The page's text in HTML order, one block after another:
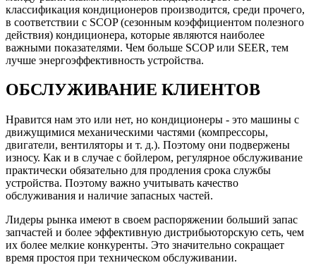
классификация кондиционеров производится, среди прочего,
в соответствии с SCOP (сезонным коэффициентом полезного
действия) кондиционера, которые являются наиболее
важными показателями. Чем больше SCOP или SEER, тем
лучше энергоэффективность устройства.
ОБСЛУЖИВАНИЕ КЛИЕНТОВ
Нравится нам это или нет, но кондиционеры - это машины с
движущимися механическими частями (компрессоры,
двигатели, вентиляторы и т. д.). Поэтому они подвержены
износу. Как и в случае с бойлером, регулярное обслуживание
практически обязательно для продления срока службы
устройства. Поэтому важно учитывать качество
обслуживания и наличие запасных частей.
Лидеры рынка имеют в своем распоряжении больший запас
запчастей и более эффективную дистрибьюторскую сеть, чем
их более мелкие конкуренты. Это значительно сокращает
время простоя при техническом обслуживании.